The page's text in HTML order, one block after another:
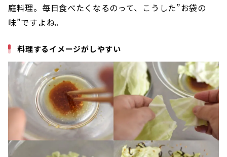
庭料理。毎日食べたくなるのって、こうした”お袋の
味”ですよね。
料理するイメージがしやすい